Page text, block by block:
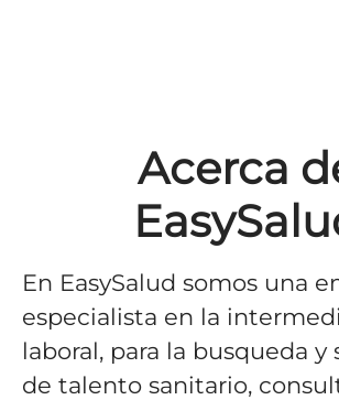
Acerca
En EasySalud somos una
especialista en la
laboral, para la busqueda y
de talento sanitario,